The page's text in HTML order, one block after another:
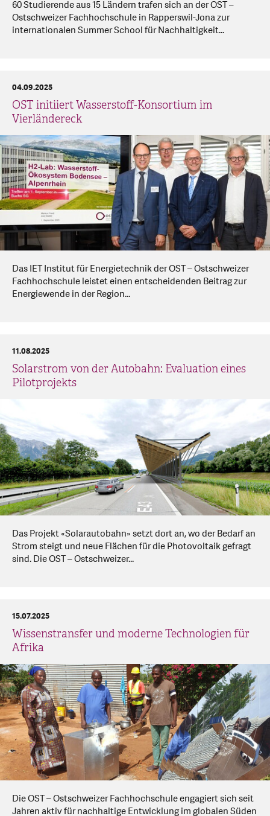
60 Studierende aus 15 Ländern trafen sich an der OST –
Ostschweizer Fachhochschule in Rapperswil-Jona zur
internationalen Summer School für Nachhaltigkeit...
OST initiiert Wasserstoff-Konsortium im
Vierländereck
04.09.2025
Das IET Institut für Energietechnik der OST – Ostschweizer
Fachhochschule leistet einen entscheidenden Beitrag zur
Energiewende in der Region...
Solarstrom von der Autobahn: Evaluation eines
Pilotprojekts
11.08.2025
Das Projekt «Solarautobahn» setzt dort an, wo der Bedarf an
Strom steigt und neue Flächen für die Photovoltaik gefragt
sind. Die OST – Ostschweizer...
Wissenstransfer und moderne Technologien für
Afrika
15.07.2025
Die OST – Ostschweizer Fachhochschule engagiert sich seit
Jahren aktiv für nachhaltige Entwicklung im globalen Süden